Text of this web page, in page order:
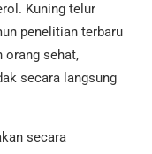
Kuning telur
penelitian terbaru
orang sehat,
secara langsung
secara